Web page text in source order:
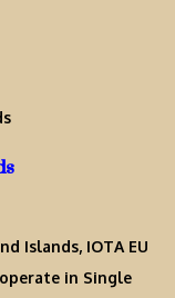
Islands, IOTA EU
in Single